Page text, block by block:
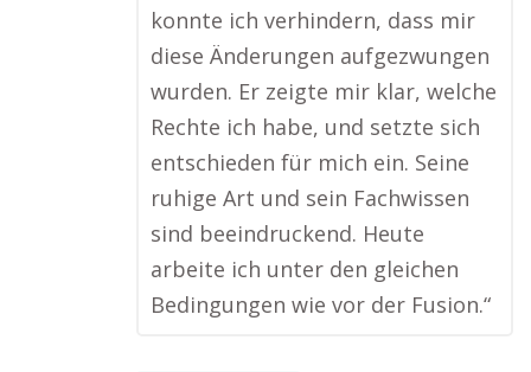
konnte ich verhindern, dass mir
diese Änderungen aufgezwungen
wurden. Er zeigte mir klar, welche
Rechte ich habe, und setzte sich
entschieden für mich ein. Seine
ruhige Art und sein Fachwissen
sind beeindruckend. Heute
arbeite ich unter den gleichen
Bedingungen wie vor der Fusion.“